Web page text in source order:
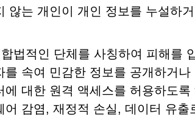
않는 개인이 개인 정보를 누설하
법적인 단체를 사칭하여 피해를
를 속여 민감한 정보를 공개하거
에 대한 원격 액세스를 허용하도
어 감염, 재정적 손실, 데이터 유출